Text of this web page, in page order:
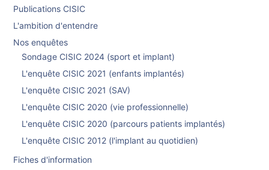
Publications CISIC
L'ambition d'entendre
Nos enquêtes
Sondage CISIC 2024 (sport et implant)
L'enquête CISIC 2021 (enfants implantés)
L'enquête CISIC 2021 (SAV)
L'enquête CISIC 2020 (vie professionnelle)
L'enquête CISIC 2020 (parcours patients implantés)
L'enquête CISIC 2012 (l'implant au quotidien)
Fiches d'information